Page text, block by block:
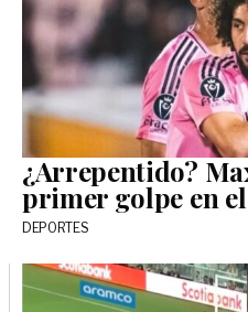
¿Arrepentido?
primer golpe en
DEPORTES